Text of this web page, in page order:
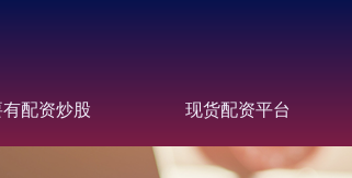
配资炒股 现货配资平台